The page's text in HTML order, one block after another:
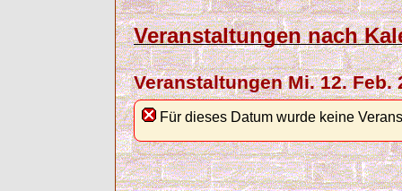
Veranstaltungen nach
Veranstaltungen Mi. 12. Feb.
Für dieses Datum wurde keine